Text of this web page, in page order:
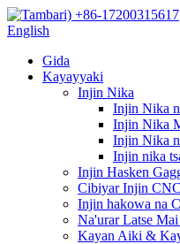
+86-17200315617
English
Gida
Kayayyaki
Injin Nika
Injin Nika
Injin Nika
Injin Nika
Injin nika
Injin Hasken
Cibiyar Injin CNC
Injin hakowa na
Na'urar Latse
Kayan Aiki &